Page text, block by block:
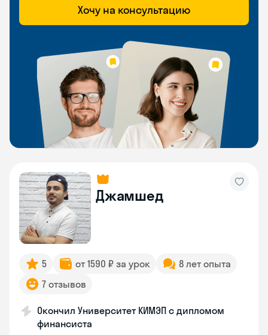
Хочу на консультацию
Джамшед
5 от 1590 ₽ за урок
8 лет опыта
7 отзывов
Окончил Университет КИМЭП с дипломом
финансиста